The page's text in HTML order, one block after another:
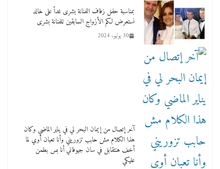
بمناسبة حفل زفاف الفنانة بشرى غداً على خالد
نستعرض لكم الأزواج السابقين للفنانة بشرى
30 يوليو، 2024
آخر إتصال من إيمان البحر لي في يناير الماضي وكان
هذا الكلام مش حابب تزوريني وأنا تعبان أوي لما
أخف هنتقابل في سان جيوفاني أنا بس بطمن
عليكي